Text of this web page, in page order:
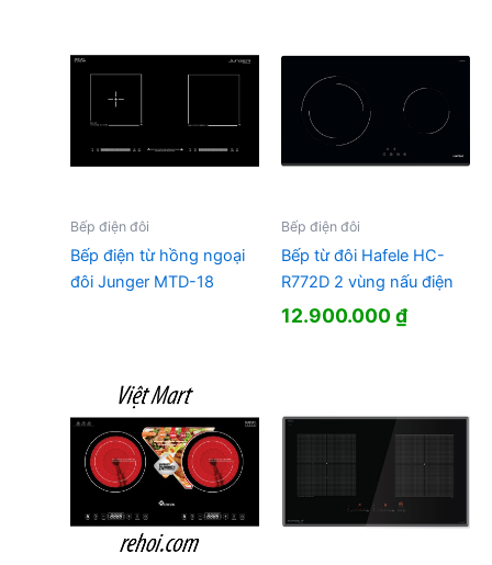
Bếp điện đôi
Bếp điện từ hồng ngoại
đôi Junger MTD-18
Bếp điện đôi
Bếp từ đôi Hafele HC-
R772D 2 vùng nấu điện
12.900.000₫